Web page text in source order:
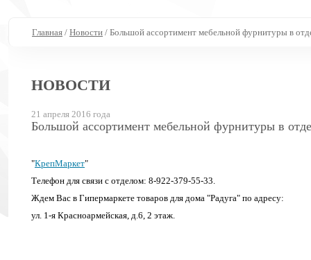
Главная / Новости / Большой ассортимент мебельной фурнитуры в
НОВОСТИ
21 апреля 2016 года
Большой ассортимент мебельной фурнитуры в
"КрепМаркет"
Телефон для связи с отделом: 8-922-379-55-33.
Ждем Вас в Гипермаркете товаров для дома "Радуга" по адресу:
ул. 1-я Красноармейская, д.6, 2 этаж.